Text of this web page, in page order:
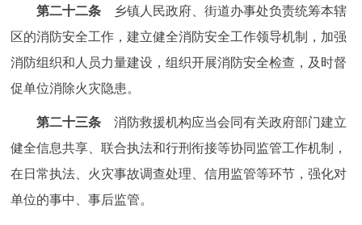
第二十二条 乡镇人民政府、街道办事处负责统筹本辖
区的消防安全工作，建立健全消防安全工作领导机制，加强
消防组织和人员力量建设，组织开展消防安全检查，及时督
促单位消除火灾隐患。
第二十三条 消防救援机构应当会同有关政府部门建立
健全信息共享、联合执法和行刑衔接等协同监管工作机制，
在日常执法、火灾事故调查处理、信用监管等环节，强化对
单位的事中、事后监管。